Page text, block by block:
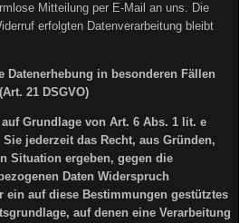
Mitteilung per E-Mail an uns. Die
erfolgten Datenverarbeitung bleibt
Datenerhebung in besonderen Fällen
21 DSGVO)
Grundlage von Art. 6 Abs. 1 lit. e
jederzeit das Recht, aus Gründen,
Situation ergeben, gegen die
Daten Widerspruch
auf diese Bestimmungen gestütztes
auf denen eine Verarbeitung